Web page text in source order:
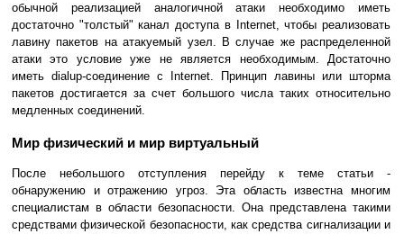
обычной реализацией аналогичной атаки необходимо иметь
достаточно "толстый" канал доступа в Internet, чтобы реализовать
лавину пакетов на атакуемый узел. В случае же распределенной
атаки это условие уже не является необходимым. Достаточно
иметь dialup-соединение с Internet. Принцип лавины или шторма
пакетов достигается за счет большого числа таких относительно
медленных соединений.
Мир физический и мир виртуальный
После небольшого отступления перейду к теме статьи -
обнаружению и отражению угроз. Эта область известна многим
специалистам в области безопасности. Она представлена такими
средствами физической безопасности, как средства сигнализации и